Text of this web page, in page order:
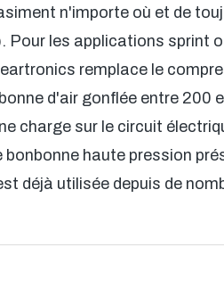
n'importe où et de
Pour les applications sprint
remplace le
d'air gonflée entre 200
charge sur le circuit
bonbonne haute pression
déjà utilisée depuis de